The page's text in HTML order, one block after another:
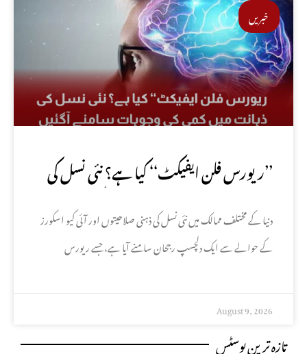
خبریں
’’ریورس فلن ایفیکٹ‘‘ کیا ہے؟ نئی نسل کی
ذہانت میں کمی کی وجوہات سامنے آگئیں
دنیا کے مختلف ممالک میں نئی نسل کی ذہنی صلاحیتوں اور آئی کیو اسکورز
کے حوالے سے ایک دلچسپ رجحان سامنے آیا ہے، جسے ریورس
August 9, 2026
تازہ ترین پوسٹس